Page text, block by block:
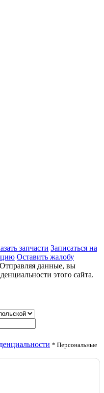
запчасти Записаться на
Оставить жалобу
данные, вы
этого сайта.
* Персональные